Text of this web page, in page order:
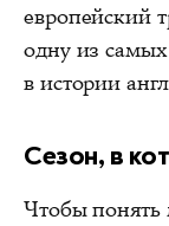
европейский
одну из
в истории
Сезон, в
Чтобы понять